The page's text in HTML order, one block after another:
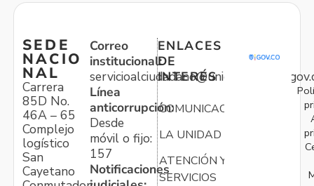
SEDE
NACIO
NAL
Carrera
85D No.
46A – 65
Complejo
logístico
San
Cayetano
Correo
institucional:
Línea
anticorrupción:
Desde
móvil o fijo:
157
Notificaciones
ENLACES
DE
INTERÉS
COMUNICACIONES
LA UNIDAD
ATENCIÓN Y
SERVICIOS